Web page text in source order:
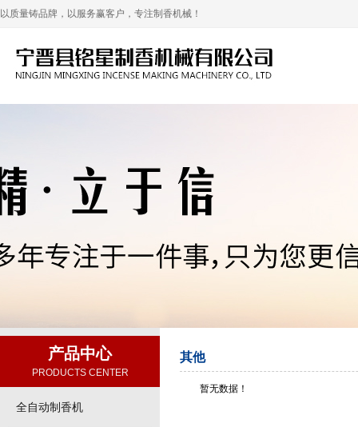
以质量铸品牌，以服务赢客户，专注制香机械！
产品中心
PRODUCTS CENTER
全自动制香机
其他
暂无数据！